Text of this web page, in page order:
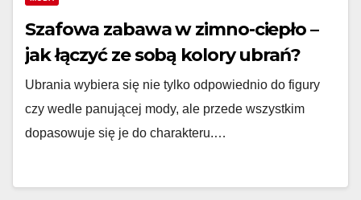
Szafowa zabawa w zimno-ciepło –
jak łączyć ze sobą kolory ubrań?
Ubrania wybiera się nie tylko odpowiednio do figury
czy wedle panującej mody, ale przede wszystkim
dopasowuje się je do charakteru.…